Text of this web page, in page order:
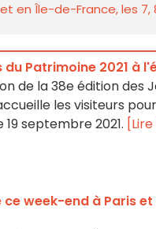
en Île-de-France, les 7,
du Patrimoine 2021 à
de la 38e édition des
les visiteurs
septembre 2021.
week-end à Paris et